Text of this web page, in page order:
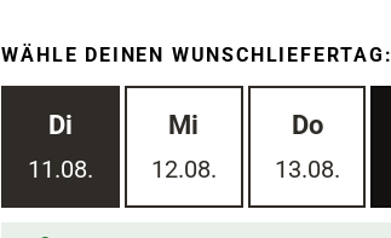
WÄHLE DEINEN WUNSCHLIEFERTAG:
Di
11.08.
Mi
12.08.
Do
13.08.